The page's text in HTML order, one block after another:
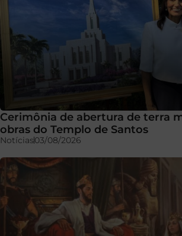
Cerimônia de abertura de terra
obras do Templo de Santos
Notícias03/08/2026